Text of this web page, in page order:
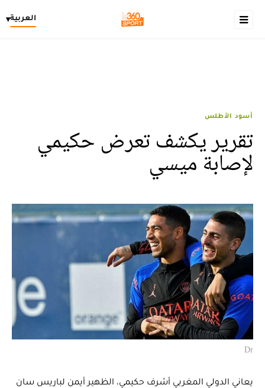
العربية▾
أسود الأطلس
تقرير يكشف تعرض حكيمي
لإصابة ميسي
Dr
يعاني الدولي المغربي أشرف حكيمي، الظهير أيمن لباريس سان